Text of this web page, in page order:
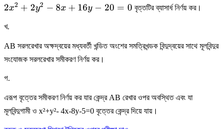
2
y^{2}-8
x+16 y-
20=0
2x2 + 2y2 − 8x + 16y − 20 = 0 বৃত্তটির ব্যাসার্ধ নির্ণয় কর।
খ.
AB সরলরেখার অক্ষদ্বয়ের মধ্যবর্তী খন্ডিত অংশের সমত্রিখন্ডক বিন্দুদ্বয়ের সাথে মূলবিন্দুর
সংযোজক সরলরেখার সমীকরণ নির্ণয় কর।
গ.
এরূপ বৃত্তের সমীকরণ নির্ণয় কর যার কেন্দ্র AB রেখার ওপর অবস্থিত এবং যা
মূলবিন্দুগামী ও x²+y²- 4x-8y-5=0 বৃত্তের কেন্দ্র দিয়ে যায়।